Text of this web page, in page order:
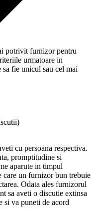
potrivit furnizor pentru
urmatoare in
fie unicul sau cel mai
cu persoana respectiva.
promptitudine si
aparute in timpul
care un furnizor bun trebuie
Odata ales furnizorul
sa aveti o discutie extinsa
si va puneti de acord